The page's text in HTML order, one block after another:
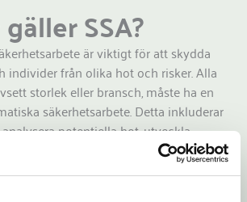
SSA?
är viktigt för att skydda
individer från olika hot och risker. Alla
storlek eller bransch, måste ha en
säkerhetsarbete. Detta inkluderar
potentiella hot, utveckla
och rutiner, implementera åtgärder för att
och skapa en plan för